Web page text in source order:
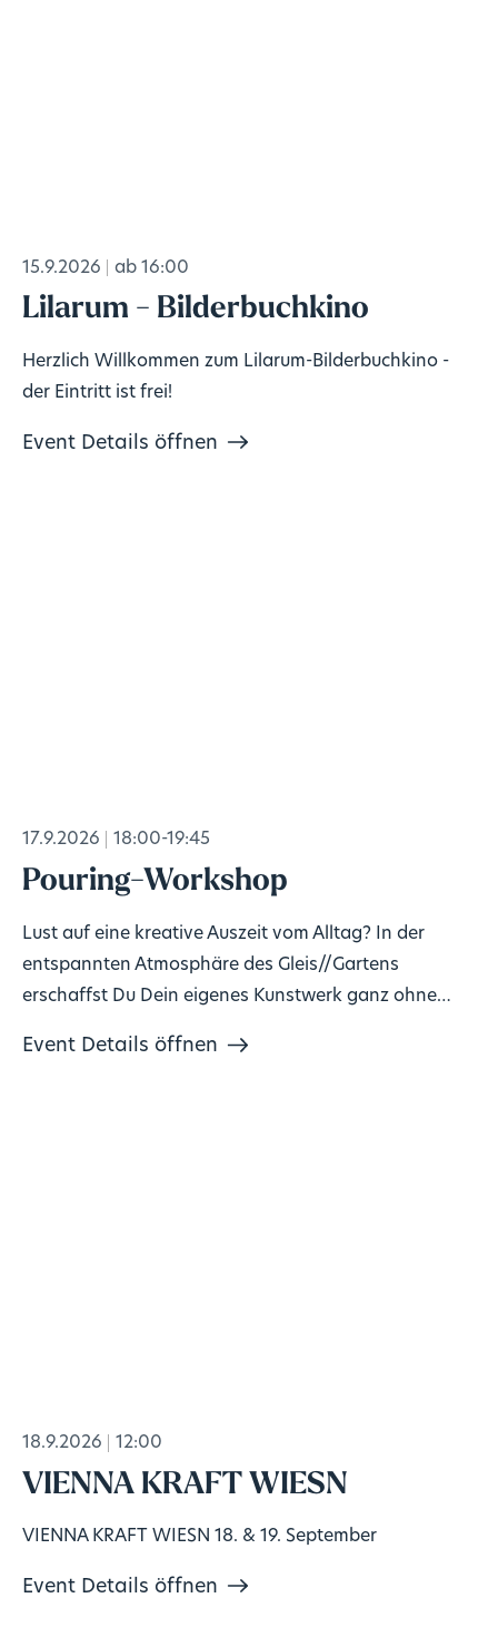
15.9.2026 ab 16:00
Lilarum - Bilderbuchkino
Herzlich Willkommen zum Lilarum-Bilderbuchkino -
der Eintritt ist frei!
Event Details öffnen
17.9.2026 18:00-19:45
Pouring-Workshop
Lust auf eine kreative Auszeit vom Alltag? In der
entspannten Atmosphäre des Gleis//Gartens
erschaffst Du Dein eigenes Kunstwerk ganz ohne
Event Details öffnen
18.9.2026 12:00
VIENNA KRAFT WIESN
VIENNA KRAFT WIESN 18. & 19. September
Event Details öffnen